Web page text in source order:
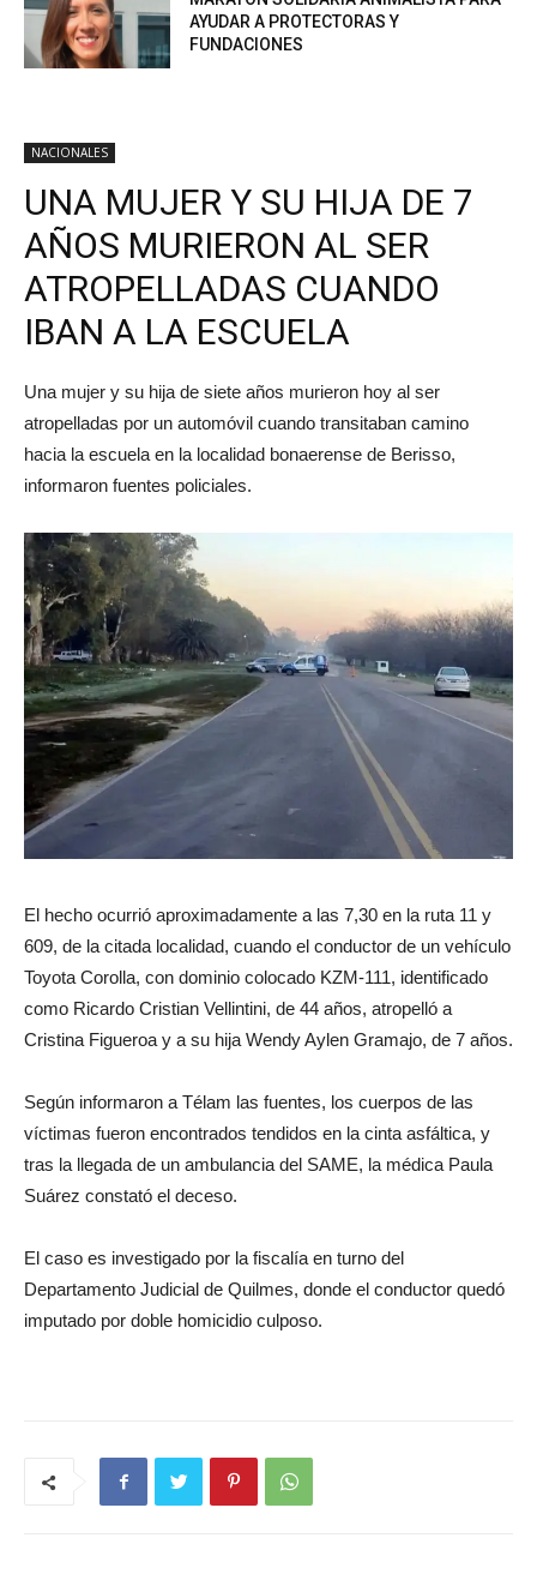
AYUDAR A PROTECTORAS Y
FUNDACIONES